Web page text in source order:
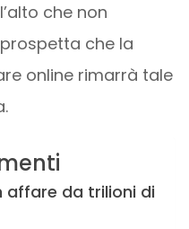
che non
che la
online rimarrà tale
affare da trilioni di